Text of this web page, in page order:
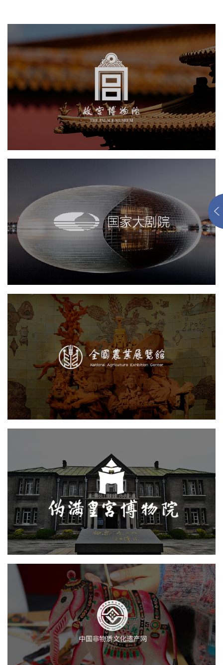
故宫博物院
博物馆 景区网站建设
网站代运营
博物馆网站建设
智慧博物馆 文创商城
国家大剧院
智慧展馆 文化艺术 展览馆 展馆网站建设
农业展览馆
智慧展馆 文化艺术 展览馆 展馆网站建设
伪满皇宫博物院
博物馆 博物馆网站建设 智慧博物馆
博物院
文化艺术
中国非物质文化遗产网
博物馆 博物馆网站建设 智慧博物馆 文化艺术